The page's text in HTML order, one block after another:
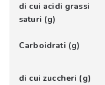
di cui acidi grassi
saturi (g)
Carboidrati (g)
di cui zuccheri (g)